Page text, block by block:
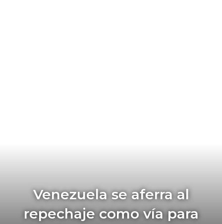
Venezuela se aferra al
repechaje como vía para